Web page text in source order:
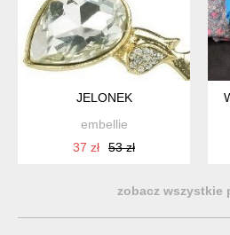
JELONEK
embellie
37 zł
53 zł
zobacz wszystkie